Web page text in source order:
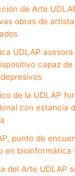
de Arte
obras de
UDLAP
capaz
de la UDLAP
con estancia
punto de
en bioinformática
del Arte UDLAP